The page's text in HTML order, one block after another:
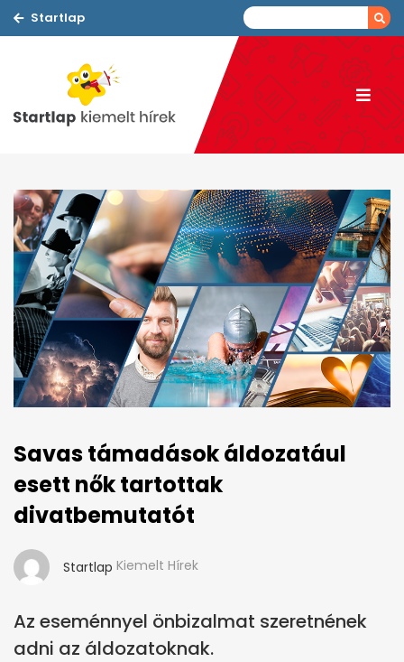
Startlap
Savas támadások áldozatául
esett nők tartottak
divatbemutatót
Startlap Kiemelt Hírek
Az eseménnyel önbizalmat szeretnének
adni az áldozatoknak.